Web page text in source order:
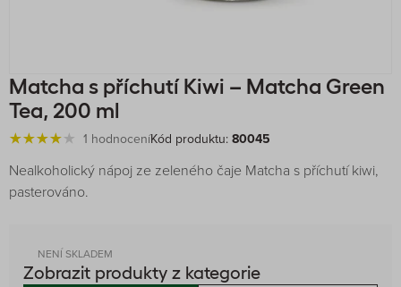
Matcha s příchutí Kiwi – Matcha Green
Tea, 200 ml
1 hodnoceníKód produktu: 80045
Nealkoholický nápoj ze zeleného čaje Matcha s příchutí kiwi,
pasterováno.
NENÍ SKLADEM
Zobrazit produkty z kategorie